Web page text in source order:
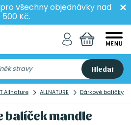
pro všechny objednávky nad
500 Kč.
Hledat
Allnature ALLNATURE Dárkové balíčky
balíček mandle